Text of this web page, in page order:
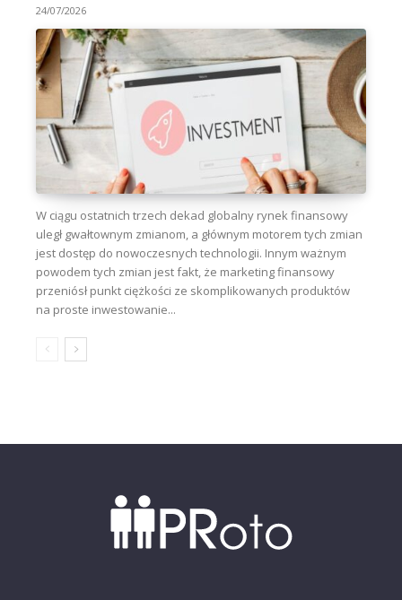
24/07/2026
W ciągu ostatnich trzech dekad globalny rynek finansowy
uległ gwałtownym zmianom, a głównym motorem tych zmian
jest dostęp do nowoczesnych technologii. Innym ważnym
powodem tych zmian jest fakt, że marketing finansowy
przeniósł punkt ciężkości ze skomplikowanych produktów
na proste inwestowanie...